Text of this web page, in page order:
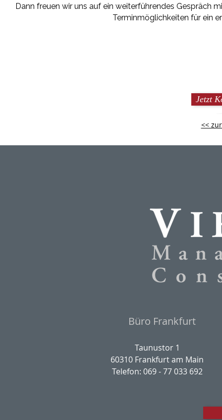
Dann freuen wir uns auf ein weiterführendes Gespräch
Terminmöglichkeiten für ein
Jetzt
<<
Büro Frankfurt
Taunustor 1
60310 Frankfurt am Main
Telefon: 069 - 77 033 692